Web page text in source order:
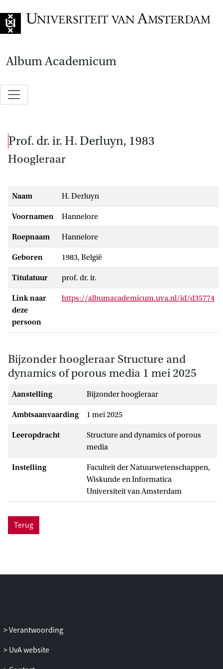
Album Academicum
prof. dr. ir. H. Derluyn, 1983
Hoogleraar
Naam H. Derluyn
Voornamen Hannelore
Roepnaam Hannelore
Geboren 1983, België
Titulatuur prof. dr. ir.
Link naar
deze
persoon
https://albumacademicum.uva.nl/id/d35774
Bijzonder hoogleraar Structure and
dynamics of porous media 1 mei 2025
Aanstelling bijzonder hoogleraar
Ambtsaanvaarding 1 mei 2025
Leeropdracht
Structure and dynamics of porous
media
Instelling
Faculteit der Natuurwetenschappen,
Wiskunde en Informatica
Universiteit van Amsterdam
Terug
Verantwoording
UvA website